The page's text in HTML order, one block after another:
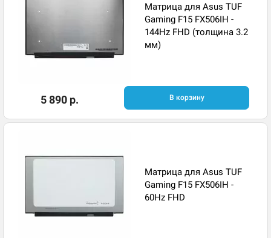
Матрица для Asus TUF
Gaming F15 FX506IH -
144Hz FHD (толщина 3.2
мм)
5 890 р. В корзину
Матрица для Asus TUF
Gaming F15 FX506IH -
60Hz FHD